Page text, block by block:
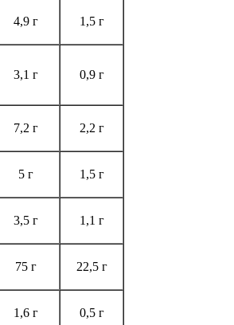
4,9 г 1,5 г
3,1 г 0,9 г
7,2 г 2,2 г
5 г 1,5 г
3,5 г 1,1 г
75 г 22,5 г
1,6 г 0,5 г